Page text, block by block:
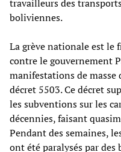
travailleurs des
boliviennes.
La grève nationale est le
contre le gouvernement
manifestations de masse
décret 5503. Ce décret
les subventions sur les
décennies, faisant
Pendant des semaines,
ont été paralysés par des